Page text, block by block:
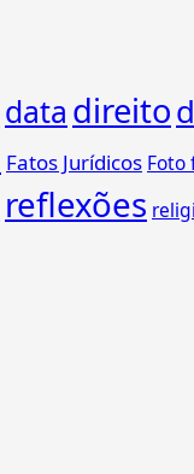
data direito
Fatos Jurídicos Foto
reflexões